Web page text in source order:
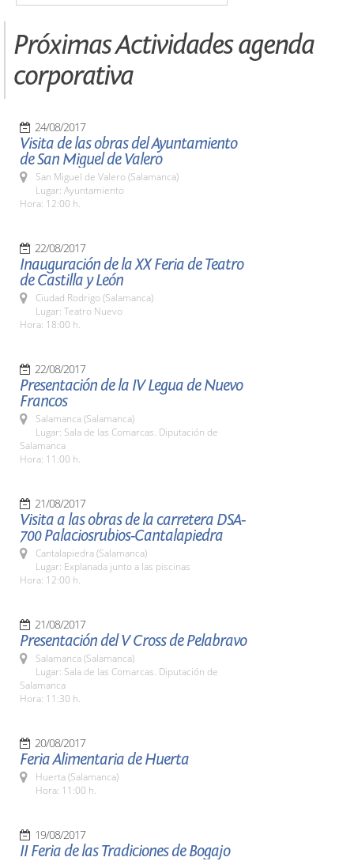
Próximas Actividades agenda
corporativa
24/08/2017
Visita de las obras del Ayuntamiento
de San Miguel de Valero
San Miguel de Valero (Salamanca)
Lugar: Ayuntamiento
Hora: 12:00 h.
22/08/2017
Inauguración de la XX Feria de Teatro
de Castilla y León
Ciudad Rodrigo (Salamanca)
Lugar: Teatro Nuevo
Hora: 18:00 h.
22/08/2017
Presentación de la IV Legua de Nuevo
Francos
Salamanca (Salamanca)
Lugar: Sala de las Comarcas. Diputación de
Salamanca
Hora: 11:00 h.
21/08/2017
Visita a las obras de la carretera DSA-
700 Palaciosrubios-Cantalapiedra
Cantalapiedra (Salamanca)
Lugar: Explanada junto a las piscinas
Hora: 12:00 h.
21/08/2017
Presentación del V Cross de Pelabravo
Salamanca (Salamanca)
Lugar: Sala de las Comarcas. Diputación de
Salamanca
Hora: 11:30 h.
20/08/2017
Feria Alimentaria de Huerta
Huerta (Salamanca)
Hora: 11:00 h.
19/08/2017
II Feria de las Tradiciones de Bogajo